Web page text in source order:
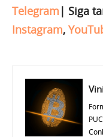
Telegram | Siga
Instagram,